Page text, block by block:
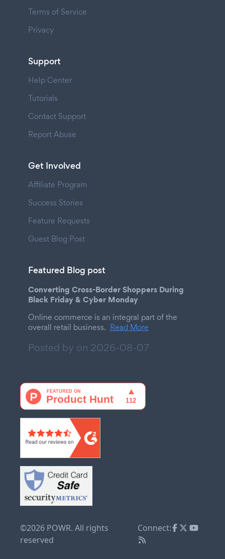
Terms of Service
Privacy
Support
Help Center
Tutorials
Contact Support
Report Abuse
Get Involved
Affiliate Program
Success Stories
Feature Requests
Guest Blog Post
Featured Blog post
Converting Cross-Border Shoppers During
Black Friday & Cyber Monday
Online commerce is an integral part of the
overall retail business. Read More
Posted by on 2026-08-07
©2026 POWR. All rights
reserved
Connect: